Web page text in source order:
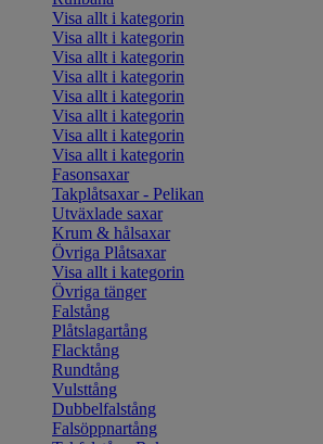
Visa allt i kategorin
Visa allt i kategorin
Visa allt i kategorin
Visa allt i kategorin
Visa allt i kategorin
Visa allt i kategorin
Visa allt i kategorin
Visa allt i kategorin
Fasonsaxar
Takplåtsaxar - Pelikan
Utväxlade saxar
Krum & hålsaxar
Övriga Plåtsaxar
Visa allt i kategorin
Övriga tänger
Falstång
Plåtslagartång
Flacktång
Rundtång
Vulsttång
Dubbelfalstång
Falsöppnartång